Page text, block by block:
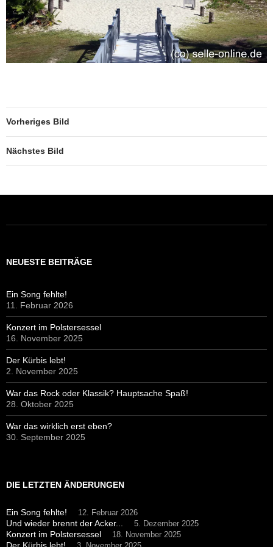
Vorheriges Bild
Nächstes Bild
NEUESTE BEITRÄGE
Ein Song fehlte!
11. Februar 2026
Konzert im Polstersessel
16. November 2025
Der Kürbis lebt!
2. November 2025
War das Rock oder Klassik? Hauptsache Spaß!
28. Oktober 2025
War das wirklich erst eben?
30. September 2025
DIE LETZTEN ÄNDERUNGEN
Ein Song fehlte! 12. Februar 2026
Und wieder brennt der Acker... 5. Dezember 2025
Konzert im Polstersessel 18. November 2025